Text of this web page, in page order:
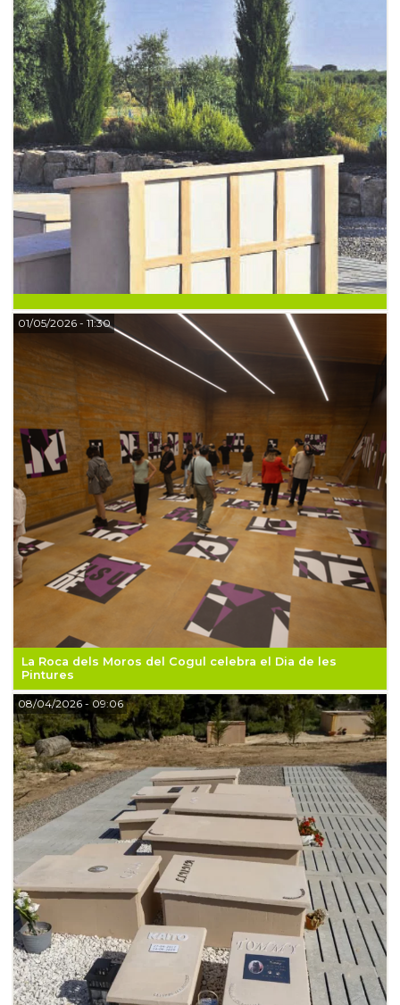
La Roca dels Moros del Cogul celebra el Dia de les
Pintures
01/05/2026- 11:30
08/04/2026- 09:06